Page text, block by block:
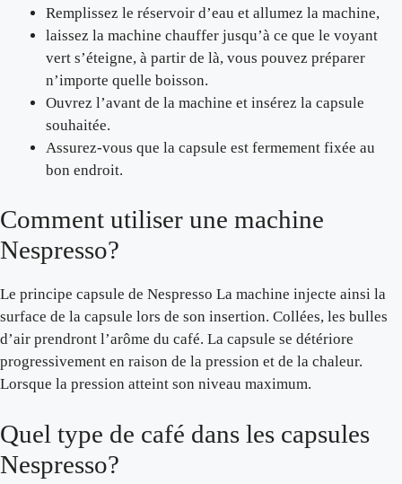
Remplissez le réservoir d’eau et allumez la machine,
laissez la machine chauffer jusqu’à ce que le voyant
vert s’éteigne, à partir de là, vous pouvez préparer
n’importe quelle boisson.
Ouvrez l’avant de la machine et insérez la capsule
souhaitée.
Assurez-vous que la capsule est fermement fixée au
bon endroit.
Comment utiliser une machine
Nespresso?
Le principe capsule de Nespresso La machine injecte ainsi la
surface de la capsule lors de son insertion. Collées, les bulles
d’air prendront l’arôme du café. La capsule se détériore
progressivement en raison de la pression et de la chaleur.
Lorsque la pression atteint son niveau maximum.
Quel type de café dans les capsules
Nespresso?